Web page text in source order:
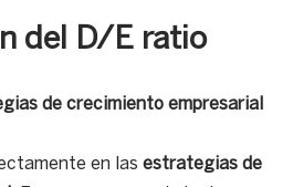
del D/E ratio
de crecimiento empresarial
en las estrategias de